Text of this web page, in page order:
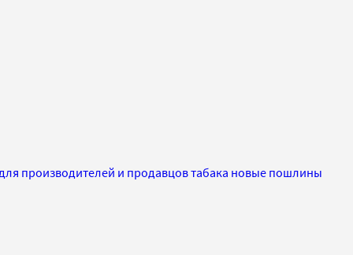
производителей и продавцов табака новые пошлины